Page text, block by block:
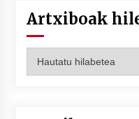
Artxiboak
hilez